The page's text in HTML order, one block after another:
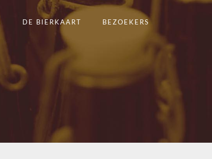
DE BIERKAART BEZOEKERS